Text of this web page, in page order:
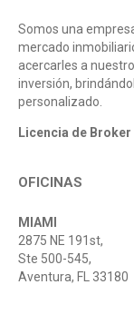
Somos una
mercado
acercarles a
inversión,
personalizado.
Licencia de
OFICINAS
MIAMI
2875 NE 191st,
Ste 500-545,
Aventura, FL 33180